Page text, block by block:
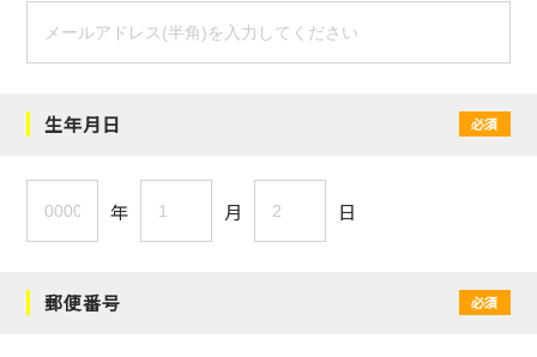
生年月日 必須
年 月 日
郵便番号 必須